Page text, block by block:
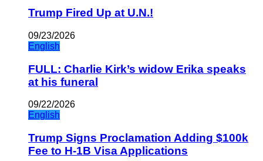
Trump Fired Up at U.N.!
09/23/2026
English
FULL: Charlie Kirk’s widow Erika speaks
at his funeral
09/22/2026
English
Trump Signs Proclamation Adding $100k
Fee to H-1B Visa Applications